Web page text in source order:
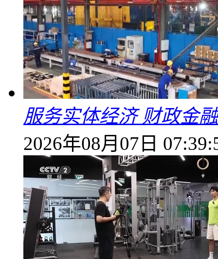
服务实体经济 财政金
2026年08月07日